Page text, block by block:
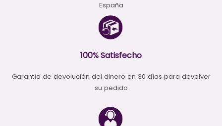
España
100% Satisfecho
Garantía de devolución del dinero en 30 días para devolver
su pedido